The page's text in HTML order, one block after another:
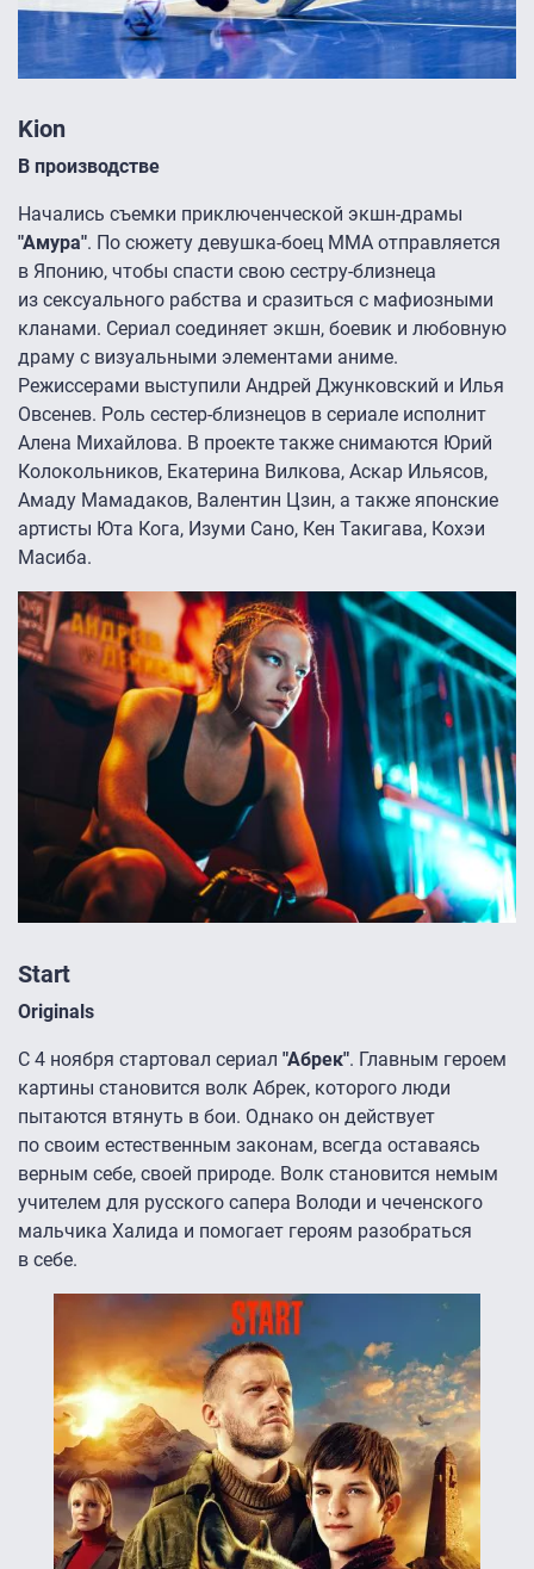
Kion
В производстве
Начались съемки приключенческой экшн-драмы
"Амура". По сюжету девушка-боец ММА отправляется
в Японию, чтобы спасти свою сестру-близнеца
из сексуального рабства и сразиться с мафиозными
кланами. Сериал соединяет экшн, боевик и любовную
драму с визуальными элементами аниме.
Режиссерами выступили Андрей Джунковский и Илья
Овсенев. Роль сестер-близнецов в сериале исполнит
Алена Михайлова. В проекте также снимаются Юрий
Колокольников, Екатерина Вилкова, Аскар Ильясов,
Амаду Мамадаков, Валентин Цзин, а также японские
артисты Юта Кога, Изуми Сано, Кен Такигава, Кохэи
Масиба.
Start
Originals
С 4 ноября стартовал сериал "Абрек". Главным героем
картины становится волк Абрек, которого люди
пытаются втянуть в бои. Однако он действует
по своим естественным законам, всегда оставаясь
верным себе, своей природе. Волк становится немым
учителем для русского сапера Володи и чеченского
мальчика Халида и помогает героям разобраться
в себе.